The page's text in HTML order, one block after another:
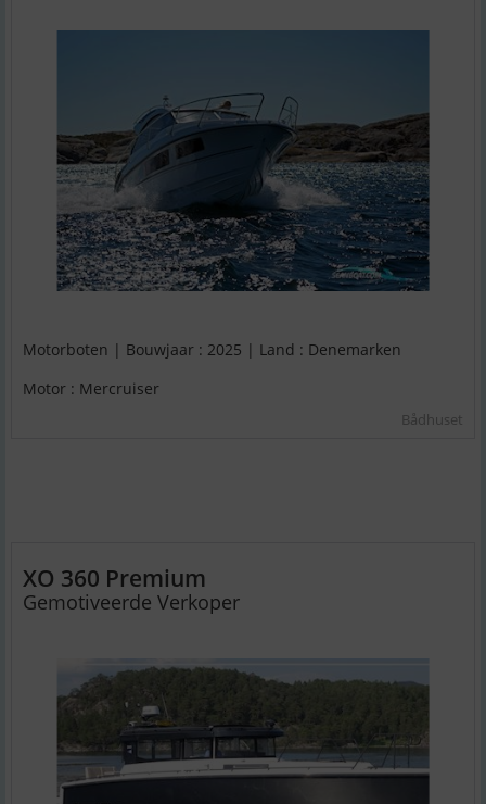
Motorboten | Bouwjaar : 2025 | Land : Denemarken
Motor : Mercruiser
Bådhuset
XO 360 Premium
Gemotiveerde Verkoper